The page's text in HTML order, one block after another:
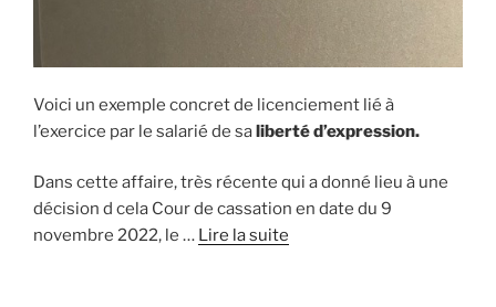
Voici un exemple concret de licenciement lié à
l’exercice par le salarié de saliberté d’expression.
Dans cette affaire, très récente qui a donné lieu à une
décision d cela Cour de cassation en date du 9
novembre 2022, le … Lire la suite